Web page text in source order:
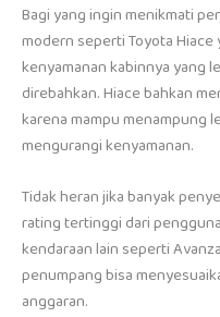
Bagi yang ingin menikmati
modern seperti Toyota
kenyamanan kabinnya yang
direbahkan. Hiace bahkan
karena mampu menampung
mengurangi kenyamanan.
Tidak heran jika banyak
rating tertinggi dari
kendaraan lain seperti
penumpang bisa
anggaran.